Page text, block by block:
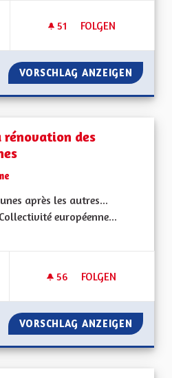
51 51 FOLLOWER
FOLGEN
S'ADAPTER AUX
VORSCHLAG ANZEIGEN
rénovation des
après les autres...
européenne...
56 56 FOLLOWER
FOLGEN
S'ENGAGER POUR
VORSCHLAG ANZEIGEN